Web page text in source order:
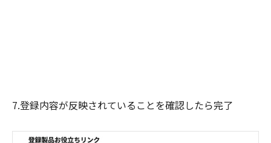
7.登録内容が反映されていることを確認したら完了